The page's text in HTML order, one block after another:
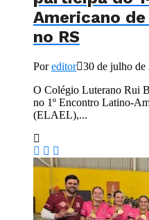
Americano
no RS
Poreditor 30 de julho de
O Colégio Luterano Rui
no 1º Encontro Latino-
(ELAEL),...